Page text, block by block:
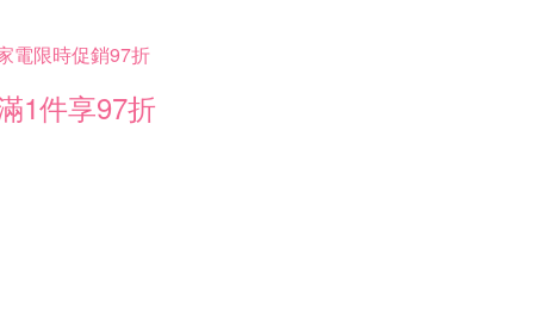
電限時促銷97折
1件享97折